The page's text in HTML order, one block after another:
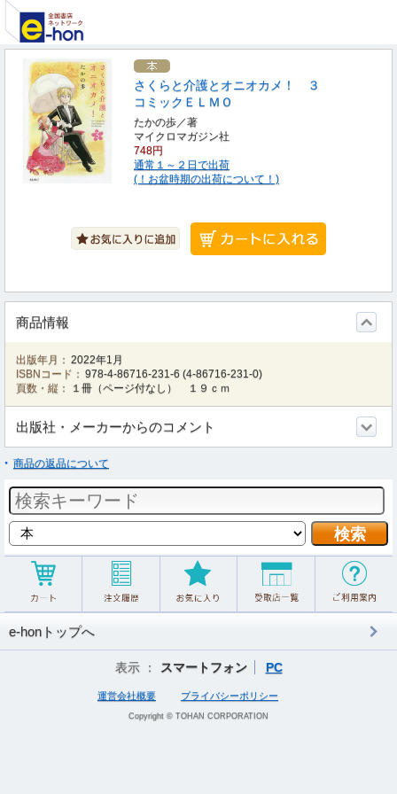
さくらと介護とオニオカメ！ ３
コミックＥＬＭＯ
たかの歩／著
マイクロマガジン社
748円
通常１～２日で出荷
(！お盆時期の出荷について！)
商品情報
出版年月： 2022年1月
ISBNコード： 978-4-86716-231-6 (4-86716-231-0)
頁数・縦：
１冊（ページ付なし） １９ｃｍ
出版社・メーカーからのコメント
商品の返品について
e-honトップへ
表示 ： スマートフォン PC
運営会社概要 プライバシーポリシー
Copyright © TOHAN CORPORATION